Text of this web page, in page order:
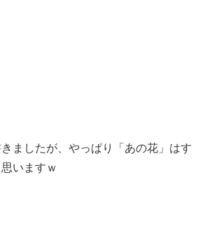
ましたが、やっぱり「あの花」はす
いますｗ